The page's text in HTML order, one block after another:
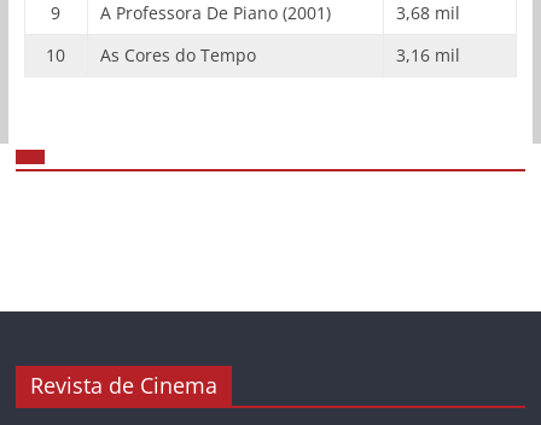
9
A Professora De Piano (2001)
3,68 mil
10
As Cores do Tempo 3,16 mil
Revista de Cinema